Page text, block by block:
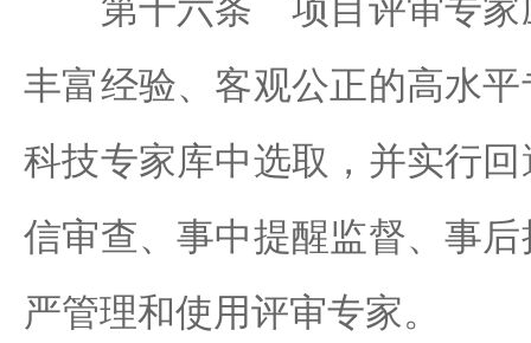
第十六条 项目评审专家
丰富经验、客观公正的高水
科技专家库中选取，并实行
信审查、事中提醒监督、事
严管理和使用评审专家。